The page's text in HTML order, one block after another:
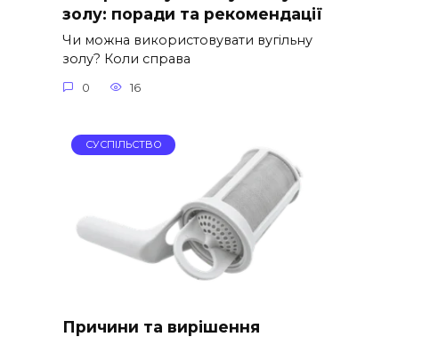
золу: поради та рекомендації
Чи можна використовувати вугільну
золу? Коли справа
0 16
СУСПІЛЬСТВО
Причини та вирішення